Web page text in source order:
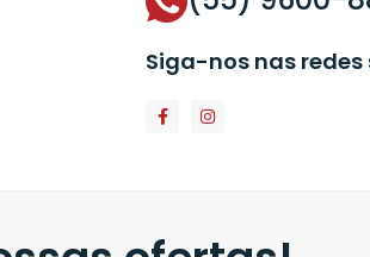
Siga-nos nas redes